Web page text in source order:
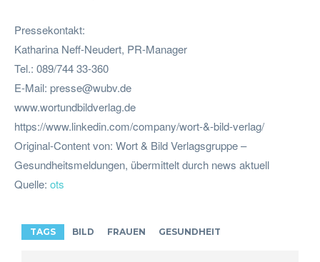
Pressekontakt:
Katharina Neff-Neudert, PR-Manager
Tel.: 089/744 33-360
E-Mail: presse@wubv.de
www.wortundbildverlag.de
https://www.linkedin.com/company/wort-&-bild-verlag/
Original-Content von: Wort & Bild Verlagsgruppe –
Gesundheitsmeldungen, übermittelt durch news aktuell
Quelle: ots
TAGS BILD FRAUEN GESUNDHEIT